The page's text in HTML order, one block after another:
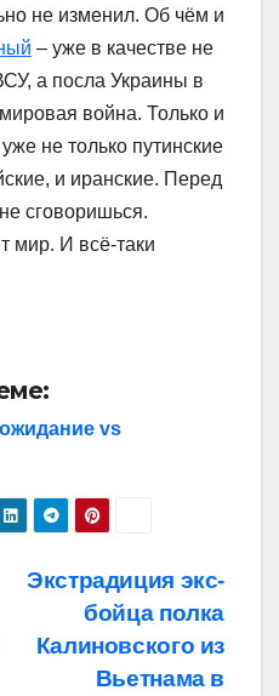
не изменил. Об чём и
– уже в качестве не
а посла Украины в
война. Только и
не только путинские
и иранские. Перед
сговоришься.
мир. И всё-таки
vs
Экстрадиция экс-
бойца полка
Калиновского из
Вьетнама в